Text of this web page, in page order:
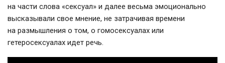
на части слова «сексуал» и далее весьма эмоционально
высказывали свое мнение, не затрачивая времени
на размышления о том, о гомосексуалах или
гетеросексуалах идет речь.